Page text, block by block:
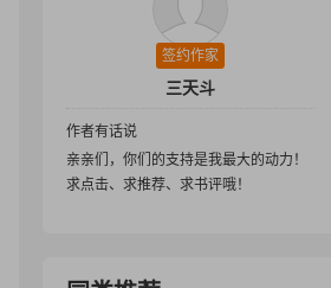
签约作家
三天斗
作者有话说
亲亲们，你们的支持是我最大的动力！
求点击、求推荐、求书评哦！